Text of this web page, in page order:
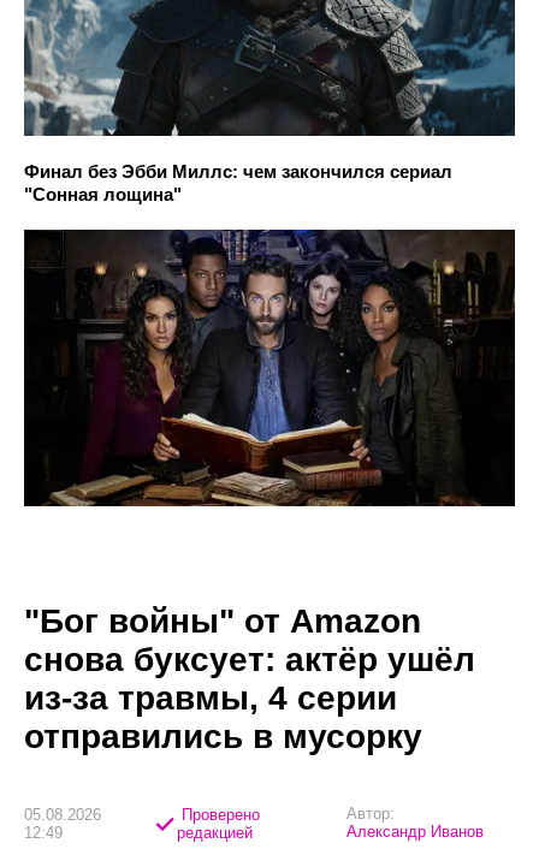
Финал без Эбби Миллс: чем закончился сериал
"Сонная лощина"
"Бог войны" от Amazon
снова буксует: актёр ушёл
из-за травмы, 4 серии
отправились в мусорку
05.08.2026
12:49
Проверено
редакцией
Автор:
Александр Иванов